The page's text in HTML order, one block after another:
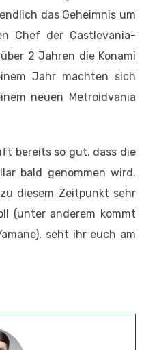
das Geheimnis um
Chef der Castlevania-
2 Jahren die Konami
Jahr machten sich
neuen Metroidvania
bereits so gut, dass die
bald genommen wird.
diesem Zeitpunkt sehr
(unter anderem kommt
seht ihr euch am